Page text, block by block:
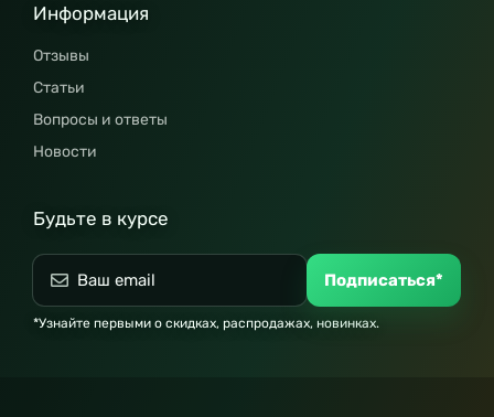
Информация
Отзывы
Статьи
Вопросы и ответы
Новости
Будьте в курсе
Подписаться*
*Узнайте первыми о скидках, распродажах, новинках.